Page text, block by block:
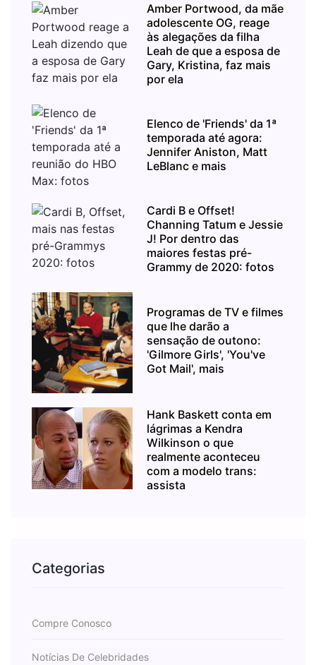
Amber Portwood, da mãe
adolescente OG, reage
às alegações da filha
Leah de que a esposa de
Gary, Kristina, faz mais
por ela
Elenco de 'Friends' da 1ª
temporada até agora:
Jennifer Aniston, Matt
LeBlanc e mais
Cardi B e Offset!
Channing Tatum e Jessie
J! Por dentro das
maiores festas pré-
Grammy de 2020: fotos
Programas de TV e filmes
que lhe darão a
sensação de outono:
'Gilmore Girls', 'You've
Got Mail', mais
Hank Baskett conta em
lágrimas a Kendra
Wilkinson o que
realmente aconteceu
com a modelo trans:
assista
Categorias
Compre Conosco
Notícias De Celebridades